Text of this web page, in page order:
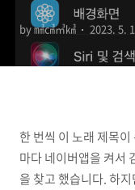
by ㎣㎤㎥㎦ 2023. 5.
한 번씩 이 노래 제목
마다 네이버앱을 켜서
을 찾고 했습니다. 하